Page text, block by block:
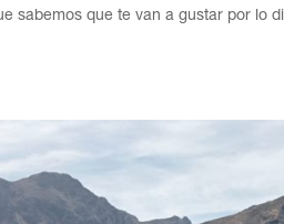
sabemos que te van a gustar por lo